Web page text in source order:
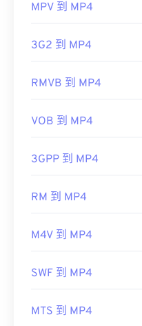
MPV 到 MP4
3G2 到 MP4
RMVB 到 MP4
VOB 到 MP4
3GPP 到 MP4
RM 到 MP4
M4V 到 MP4
SWF 到 MP4
MTS 到 MP4